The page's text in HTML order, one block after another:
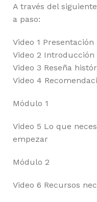
A través del
a paso:
Video 1 Presentación
Video 2 Introducción
Video 3 Reseña
Video 4
Módulo 1
Video 5 Lo que
empezar
Módulo 2
Video 6 Recursos